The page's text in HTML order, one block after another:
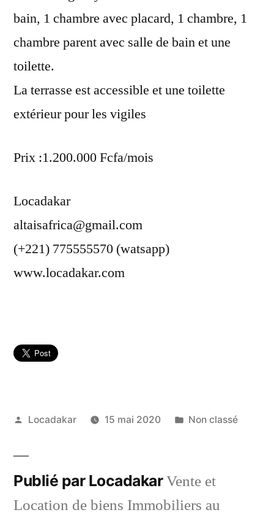
bain, 1 chambre avec placard, 1 chambre, 1
chambre parent avec salle de bain et une
toilette.
La terrasse est accessible et une toilette
extérieur pour les vigiles
Prix :1.200.000 Fcfa/mois
Locadakar
altaisafrica@gmail.com
(+221) 775555570 (watsapp)
www.locadakar.com
Publié
Locadakar 15 mai 2020
Publié
Non classé
Publié par LocadakarVente et
Location de biens Immobiliers au